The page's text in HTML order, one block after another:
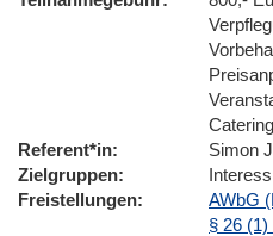
Referent*in
Simon
Zielgruppen
Freistellungen
AWbG
§ 26